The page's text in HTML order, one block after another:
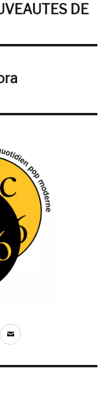
DE
E-